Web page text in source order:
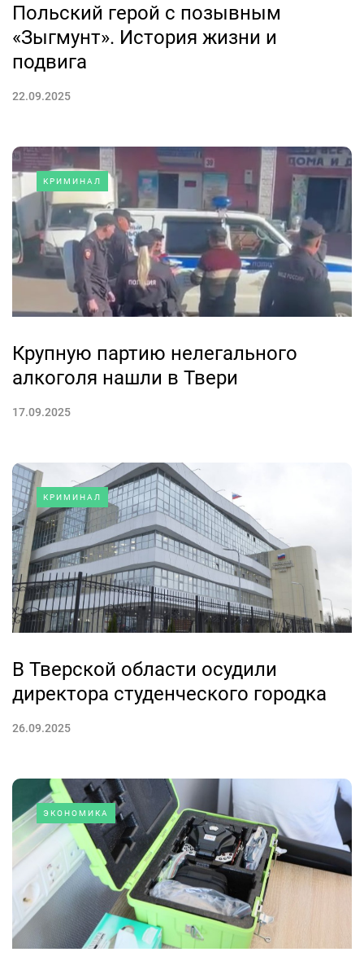
Польский герой с позывным
«Зыгмунт». История жизни и
подвига
22.09.2025
КРИМИНАЛ
Крупную партию нелегального
алкоголя нашли в Твери
17.09.2025
КРИМИНАЛ
В Тверской области осудили
директора студенческого городка
26.09.2025
ЭКОНОМИКА